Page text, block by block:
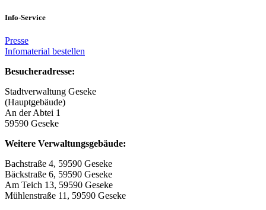
Info-Service
Presse
Infomaterial bestellen
Besucheradresse:
Stadtverwaltung Geseke
(Hauptgebäude)
An der Abtei 1
59590 Geseke
Weitere Verwaltungsgebäude:
Bachstraße 4, 59590 Geseke
Bäckstraße 6, 59590 Geseke
Am Teich 13, 59590 Geseke
Mühlenstraße 11, 59590 Geseke